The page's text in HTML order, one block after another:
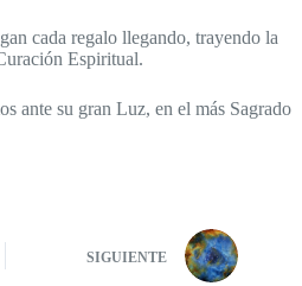
cada regalo llegando, trayendo la
Espiritual.
ante su gran Luz, en el más Sagrado
SIGUIENTE